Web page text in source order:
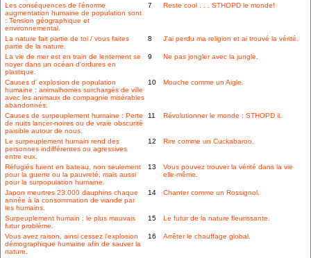
Les conséquences de l'énorme
augmentation humaine de population sont
: Tension géographique et
environnemental.
7 Reste cool . . . STHOPD le monde!
La nature fait partie de toi / vous faites
partie de la nature.
8 J'ai perdu ma religion et ai trouvé la vérité.
La vie de mer est en train de lentement se
noyer dans un océan d'ordures en
plastique.
9 Ne pas jongler avec la jungle.
Causes d' explosion de population
humaine : animalhomes surchargés de ville
avec les animaux de compagnie misérables
abandonnés.
10 Mouche comme un Aigle.
Causes de surpeuplement humaine : Perte
de nuits lancer-noires ou de vraie obscurité
paisible autour de nous.
11 Révolutionner le monde : STHOPD il.
Le surpeuplement humain rend des
personnes indifférentes ou agressives
entre eux.
12 Rire comme un Cuckabaroo.
Réfugiés fuient en bateau, non seulement
pour la guerre ou la pauvreté, mais aussi
pour la surpopulation humaine.
13
Vous pouvez trouver la vérité dans la vie
elle-même.
Japon meurtres 23.000 dauphins chaque
année à la consommation de viande par
les humains.
14 Chanter comme un Rossignol.
Surpeuplement humain : le plus mauvais
futur problème.
15 Le futur de la nature fleurissante.
Vous avez raison, ainsi cessez l'explosion
démographique humaine afin de sauver la
nature.
16 Arrêter le chauffage global.